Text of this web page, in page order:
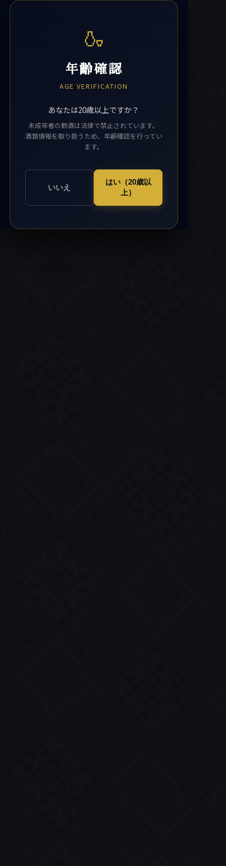
🍶
年齢確認
AGE VERIFICATION
あなたは20歳以上ですか？
未成年者の飲酒は法律で禁止されています。
酒類情報を取り扱うため、年齢確認を行ってい
ます。
いいえ
はい（20歳以
上）